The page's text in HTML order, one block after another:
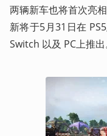
两辆新车也将首次亮
新将于5月31日在
Switch 以及 PC上推出